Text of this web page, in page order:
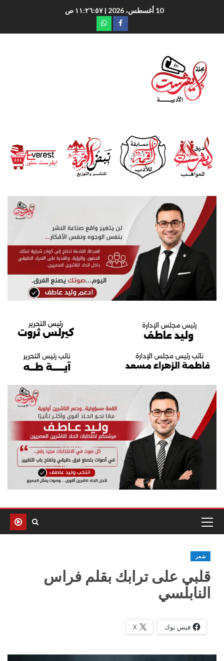
10 أغسطس، 2026 | ١١:٢٦:٥٨ ص
شعر
قلبي على ترابك بقلم فراس
النابلسي
فيس بوك X